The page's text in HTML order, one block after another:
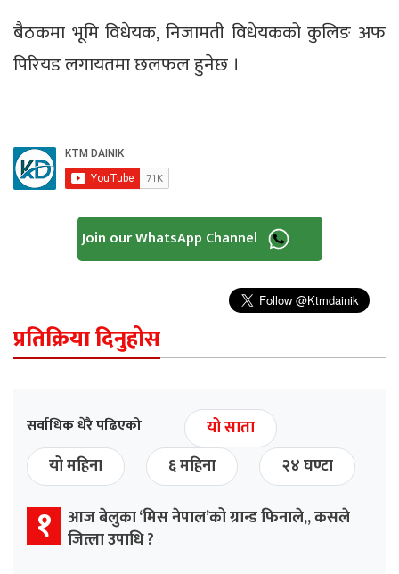
बैठकमा भूमि विधेयक, निजामती विधेयकको कुलिङ अफ
पिरियड लगायतमा छलफल हुनेछ ।
Join our WhatsApp Channel
प्रतिक्रिया दिनुहोस
सर्वाधिक धेरै पढिएको
यो साता
यो महिना
६ महिना २४ घण्टा
१
आज बेलुका ‘मिस नेपाल’को ग्रान्ड फिनाले,, कसले
जित्ला उपाधि ?